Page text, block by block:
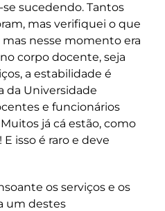
sucedendo. Tantos
mas verifiquei o que
nesse momento era
corpo docente, seja
a estabilidade é
da Universidade
e funcionários
já cá estão, como
isso é raro e deve
os serviços e os
um destes